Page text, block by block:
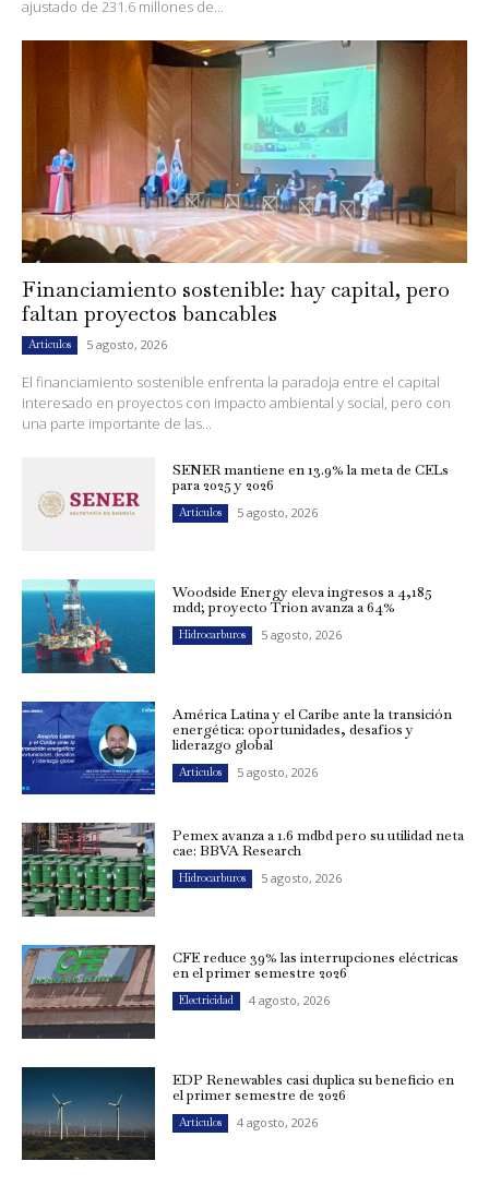
ajustado de 231.6 millones de...
Financiamiento sostenible: hay capital, pero
faltan proyectos bancables
Artículos 5 agosto, 2026
El financiamiento sostenible enfrenta la paradoja entre el capital
interesado en proyectos con impacto ambiental y social, pero con
una parte importante de las...
SENER mantiene en 13.9% la meta de CELs
para 2025 y 2026
Artículos 5 agosto, 2026
Woodside Energy eleva ingresos a 4,185
mdd; proyecto Trion avanza a 64%
Hidrocarburos 5 agosto, 2026
América Latina y el Caribe ante la transición
energética: oportunidades, desafíos y
liderazgo global
Artículos 5 agosto, 2026
Pemex avanza a 1.6 mdbd pero su utilidad neta
cae: BBVA Research
Hidrocarburos 5 agosto, 2026
CFE reduce 39% las interrupciones eléctricas
en el primer semestre 2026
Electricidad 4 agosto, 2026
EDP Renewables casi duplica su beneficio en
el primer semestre de 2026
Artículos 4 agosto, 2026